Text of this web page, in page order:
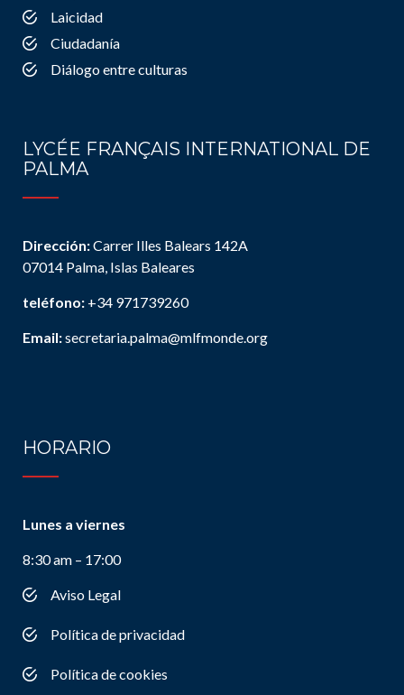
Laicidad
Ciudadanía
Diálogo entre culturas
LYCÉE FRANÇAIS INTERNATIONAL DE
PALMA
Dirección:Carrer Illes Balears 142A
07014 Palma, Islas Baleares
teléfono: +34 971739260
Email:secretaria.palma@mlfmonde.org
HORARIO
Lunes a viernes
8:30 am – 17:00
Aviso Legal
Política de privacidad
Política de cookies